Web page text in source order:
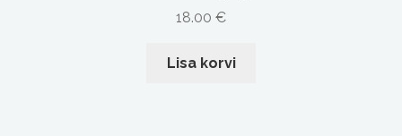
18.00 €
Lisa korvi